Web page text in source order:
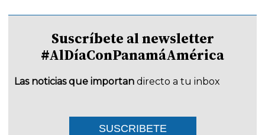
Suscríbete al newsletter
#AlDíaConPanamáAmérica
Las noticias que importan directo a tu inbox
SUSCRIBETE